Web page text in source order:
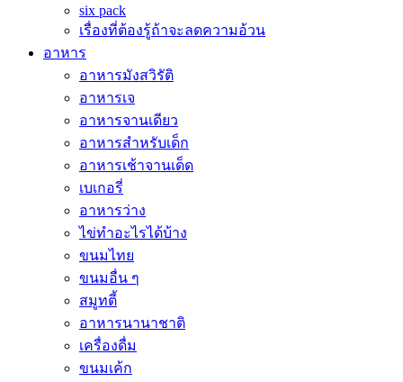
six pack
เรื่องที่ต้องรู้ถ้าจะลดความอ้วน
อาหาร
อาหารมังสวิรัติ
อาหารเจ
อาหารจานเดียว
อาหารสำหรับเด็ก
อาหารเช้าจานเด็ด
เบเกอรี่
อาหารว่าง
ไข่ทำอะไรได้บ้าง
ขนมไทย
ขนมอื่น ๆ
สมูทตี้
อาหารนานาชาติ
เครื่องดื่ม
ขนมเค้ก